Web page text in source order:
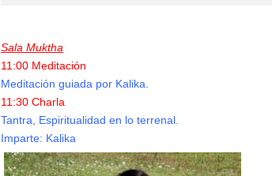
Sala Muktha
11:00 Meditación
Meditación guiada por Kalika.
11:30 Charla
Tantra, Espiritualidad en lo terrenal.
Imparte: Kalika